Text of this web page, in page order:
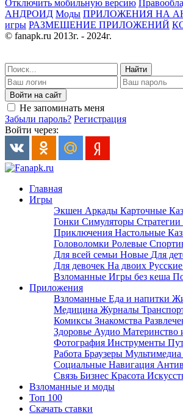
Отключить мобильную версию
АНДРОИД Моды ПРИЛОЖЕНИЯ НА
игры РАЗМЕЩЕНИЕ ПРИЛОЖЕНИЙ
© fanapk.ru 2013г. - 2024г.
Найти
Войти на сайт
Не запоминать меня
Забыли пароль? Регистрация
Войти через:
Главная
Игры
Экшен Аркады Карточные
Гонки Симуляторы Стратегии
Приключения Настольные
Головоломки Ролевые
Для всей семьи Новые Для
Для девочек На двоих
Взломанные Игры без кеша
Приложения
Взломанные Еда и напитки
Медицина Журналы
Комиксы Знакомства
Здоровье Аудио Материнство
Фотография Инструменты
Работа Браузеры Мультимедиа
Социальные Навигация
Связь Бизнес Красота
Взломанные и моды
Топ 100
Скачать ставки